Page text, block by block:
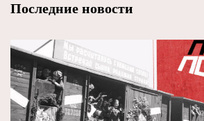
Последние новости